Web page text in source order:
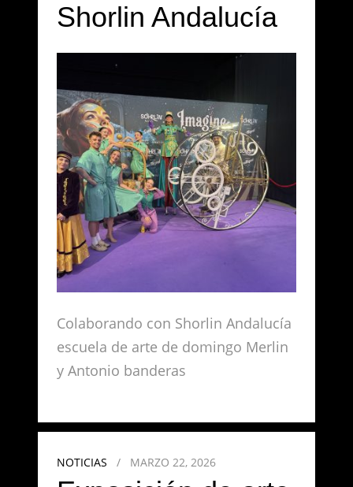
Shorlin Andalucía
Colaborando con Shorlin Andalucía
escuela de arte de domingo Merlin
y Antonio banderas
NOTICIAS / MARZO 22, 2026